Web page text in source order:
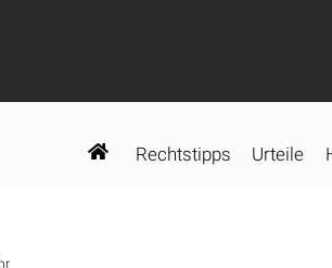
Rechtstipps Urteile